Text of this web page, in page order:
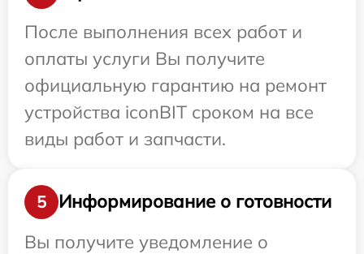
После выполнения всех работ и
оплаты услуги Вы получите
официальную гарантию на ремонт
устройства iconBIT сроком на все
виды работ и запчасти.
5
Информирование о готовности
Вы получите уведомление о